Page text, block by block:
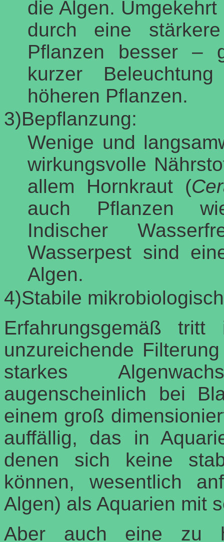
die Algen.
durch eine
Pflanzen besser –
kurzer
höheren Pflanzen.
3)Bepflanzung:
Wenige und
wirkungsvolle
allem Hornkraut (
auch Pflanzen
Indischer
Wasserpest sind
Algen.
4)Stabile
Erfahrungsgemäß
unzureichende
starkes
augenscheinlich bei
einem groß
auffällig, das in
denen sich keine
können, wesentlich
Algen) als Aquarien mit
Aber auch eine zu